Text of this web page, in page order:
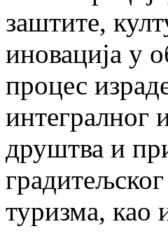
заштите,
иновација у
процес
интегралног
друштва и
туризма, као